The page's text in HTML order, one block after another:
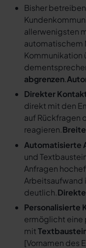
Bisher
allerwenigsten
automatischem
Kommunikation
abgrenzen.
Direkter
direkt mit den
auf Rückfragen
reagieren.
Automatisierte
und
Anfragen
Arbeitsaufwand
deutlich.
Personalisierte
ermöglicht eine
mit
[Vornamen des